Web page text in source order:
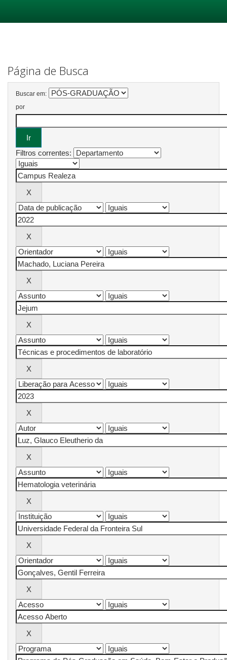
Página de Busca
Buscar em:
por
Filtros correntes: